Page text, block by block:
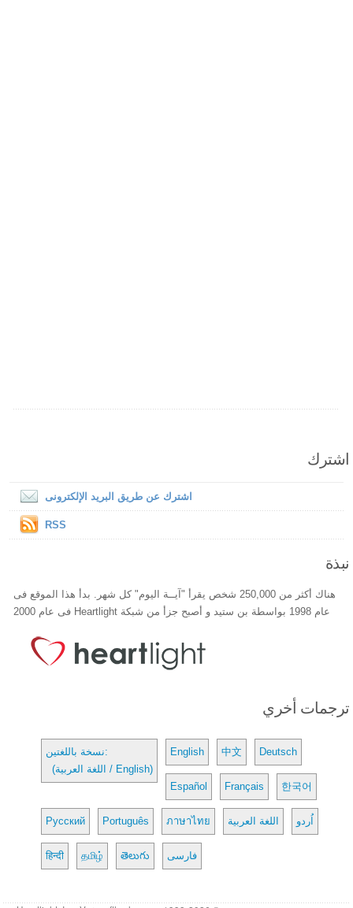
اشترك
اشترك عن طريق البريد الإلكترونى
RSS
نبذة
هناك أكثر من 250,000 شخص يقرأ "آيــة اليوم" كل شهر. بدأ هذا الموقع فى
عام 1998 بواسطة بن ستيد و أصبح جزأ من شبكة Heartlight فى عام 2000
ترجمات أخري
نسخة باللغتين:
(اللغة العربية / English)
English 中文 Deutsch
Español Français 한국어
Русский Português ภาษาไทย اللغة العربية اُردو
हिन्दी தமிழ் తెలుగు فارسی